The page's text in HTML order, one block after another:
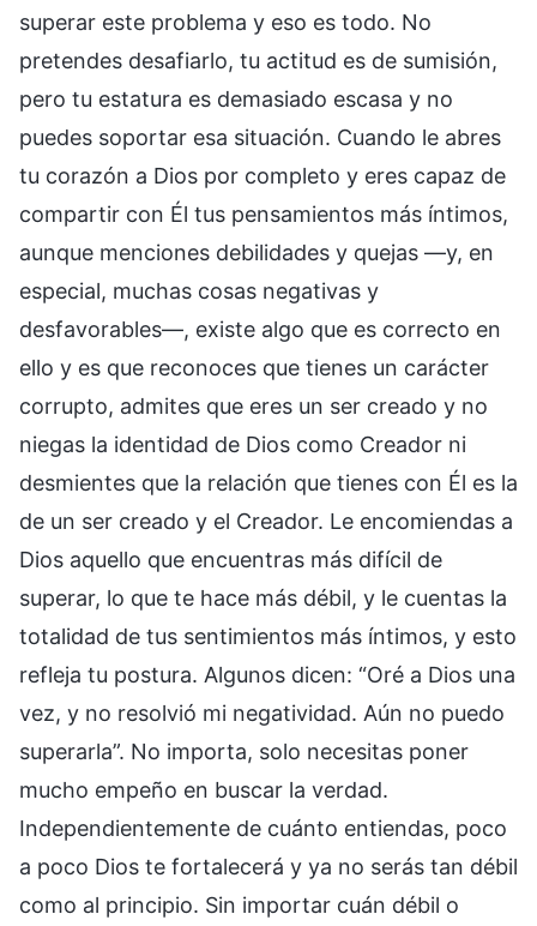
superar este problema y eso es todo. No
pretendes desafiarlo, tu actitud es de sumisión,
pero tu estatura es demasiado escasa y no
puedes soportar esa situación. Cuando le abres
tu corazón a Dios por completo y eres capaz de
compartir con Él tus pensamientos más íntimos,
aunque menciones debilidades y quejas —y, en
especial, muchas cosas negativas y
desfavorables—, existe algo que es correcto en
ello y es que reconoces que tienes un carácter
corrupto, admites que eres un ser creado y no
niegas la identidad de Dios como Creador ni
desmientes que la relación que tienes con Él es la
de un ser creado y el Creador. Le encomiendas a
Dios aquello que encuentras más difícil de
superar, lo que te hace más débil, y le cuentas la
totalidad de tus sentimientos más íntimos, y esto
refleja tu postura. Algunos dicen: “Oré a Dios una
vez, y no resolvió mi negatividad. Aún no puedo
superarla”. No importa, solo necesitas poner
mucho empeño en buscar la verdad.
Independientemente de cuánto entiendas, poco
a poco Dios te fortalecerá y ya no serás tan débil
como al principio. Sin importar cuán débil o